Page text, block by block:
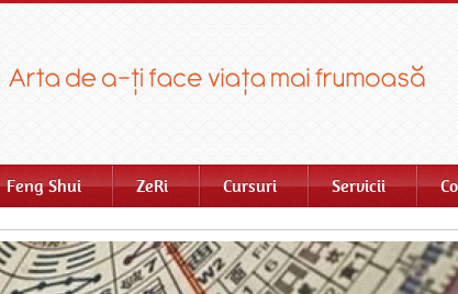
Feng Shui ZeRi Cursuri Servicii